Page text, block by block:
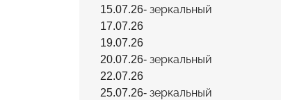
15.07.26- зеркальный
17.07.26
19.07.26
20.07.26- зеркальный
22.07.26
25.07.26- зеркальный